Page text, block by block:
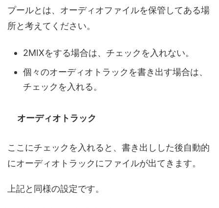
プールとは、オーディオファイルを保管してある場
所と考えてください。
2MIXをする場合は、チェックを入れない。
個々のオーディオトラックを書き出す場合は、
チェックを入れる。
オーディオトラック
ここにチェックを入れると、書き出しした後自動的
にオーディオトラックにファイルが出てきます。
上記と同様の設定です。